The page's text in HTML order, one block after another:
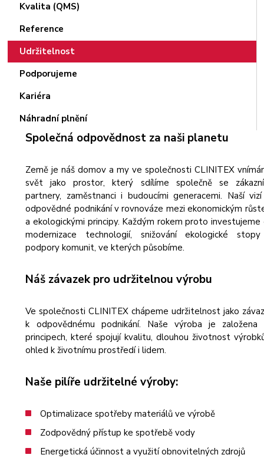
Kvalita (QMS)
Reference
Udržitelnost
Podporujeme
Kariéra
Náhradní plnění
Společná odpovědnost za naši planetu
Země je náš domov a my ve společnosti CLINITEX
svět jako prostor, který sdílíme společně se
partnery, zaměstnanci i budoucími generacemi. Naší
odpovědné podnikání v rovnováze mezi ekonomickým
a ekologickými principy. Každým rokem proto investujeme
modernizace technologií, snižování ekologické
podpory komunit, ve kterých působíme.
Náš závazek pro udržitelnou výrobu
Ve společnosti CLINITEX chápeme udržitelnost jako
k odpovědnému podnikání. Naše výroba je založena
principech, které spojují kvalitu, dlouhou životnost
ohled k životnímu prostředí i lidem.
Naše pilíře udržitelné výroby:
Optimalizace spotřeby materiálů ve výrobě
Zodpovědný přístup ke spotřebě vody
Energetická účinnost a využití obnovitelných zdrojů